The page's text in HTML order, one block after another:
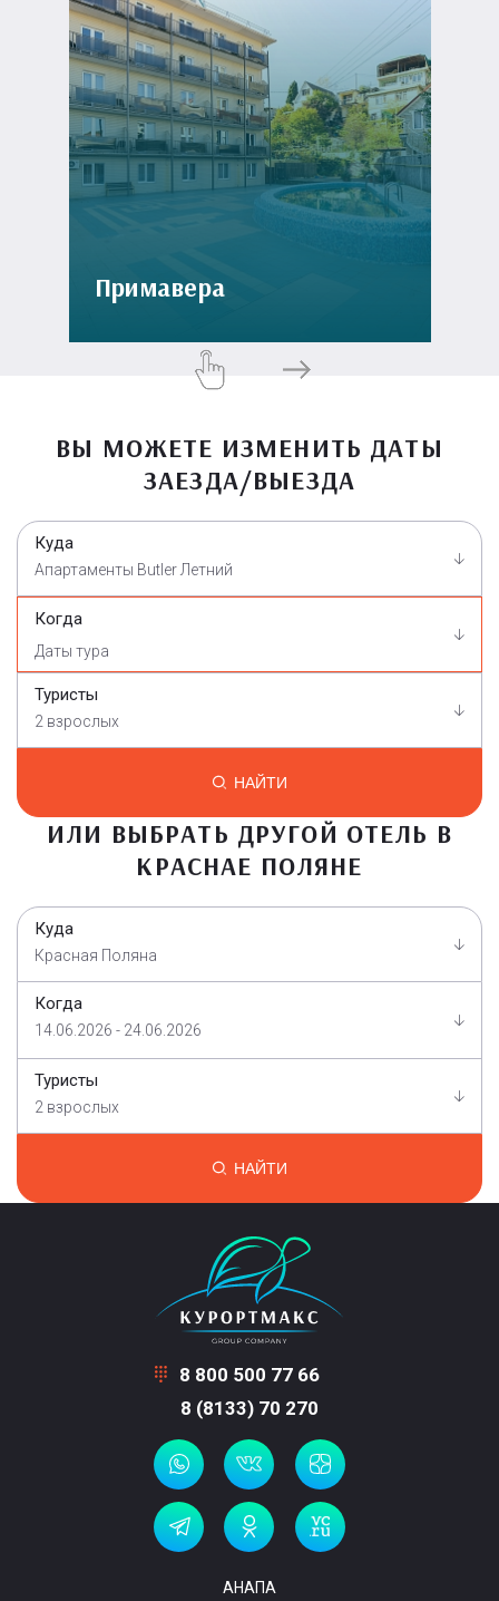
Примавера
ВЫ МОЖЕТЕ ИЗМЕНИТЬ ДАТЫ
ЗАЕЗДА/ВЫЕЗДА
Куда
Апартаменты Butler Летний
Когда
Туристы
2 взрослых
НАЙТИ
ИЛИ ВЫБРАТЬ ДРУГОЙ ОТЕЛЬ В
КРАСНАЕ ПОЛЯНЕ
Куда
Красная Поляна
Когда
14.06.2026 - 24.06.2026
Туристы
2 взрослых
НАЙТИ
8 800 500 77 66
8 (8133) 70 270
АНАПА